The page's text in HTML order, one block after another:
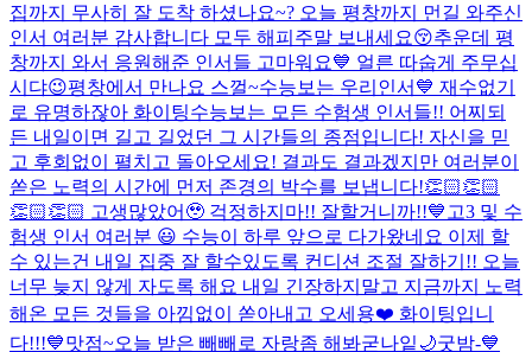
집까지 무사히 잘 도착 하셨나요~? 오늘 평창까지 먼길 와주신
인서 여러분 감사합니다 모두 해피주말 보내세요😚추운데 평
창까지 와서 응원해준 인서들 고마워요💙 얼른 따숩게 주무십
시댜😉평창에서 만나요 스껄~수능보는 우리인서💙 재수없기
로 유명하잖아 화이팅수능보는 모든 수험생 인서들!! 어찌되
든 내일이면 길고 길었던 그 시간들의 종점입니다! 자신을 믿
고 후회없이 펼치고 돌아오세요! 결과도 결과겠지만 여러분이
쏟은 노력의 시간에 먼저 존경의 박수를 보냅니다!👏🏻👏🏻
👏🏻👏🏻 고생많았어🥹 걱정하지마!! 잘할거니까!!💙 고3 및 수
험생 인서 여러분 😃 수능이 하루 앞으로 다가왔네요 이제 할
수 있는건 내일 집중 잘 할수있도록 컨디션 조절 잘하기!! 오늘
너무 늦지 않게 자도록 해요 내일 긴장하지말고 지금까지 노력
해온 모든 것들을 아낌없이 쏟아내고 오세용❤️ 화이팅입니
다!!!💙맛점~오늘 받은 빼빼로 자랑좀 해봐굳나잍🌙굿밤-💙